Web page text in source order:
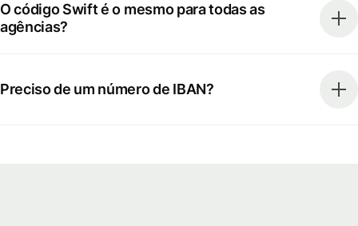
O código Swift é o mesmo para todas as
agências?
Preciso de um número de IBAN?